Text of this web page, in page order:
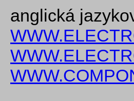
anglická